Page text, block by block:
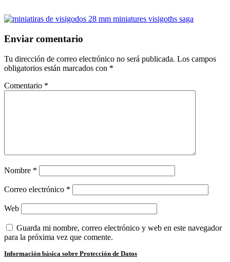
Enviar comentario
Tu dirección de correo electrónico no será publicada. Los campos
obligatorios están marcados con *
Comentario *
Nombre *
Correo electrónico *
Web
Guarda mi nombre, correo electrónico y web en este navegador
para la próxima vez que comente.
Información básica sobre Protección de Datos